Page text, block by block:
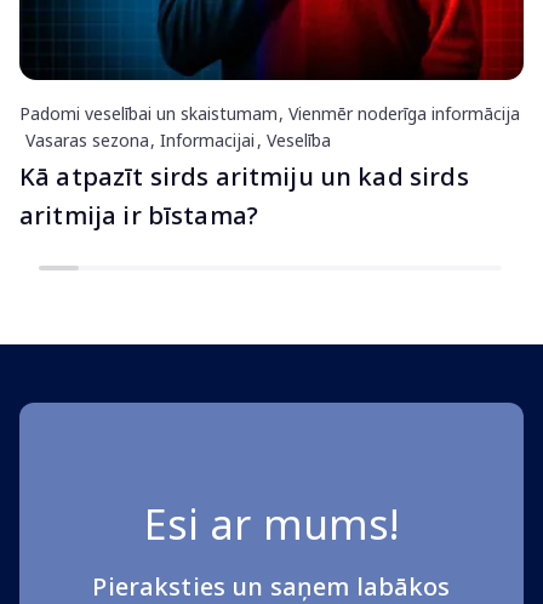
Padomi veselībai un skaistumam Vienmēr noderīga informācija
Vasaras sezona Informacijai Veselība
Kā atpazīt sirds aritmiju un kad sirds
aritmija ir bīstama?
Esi ar mums!
Pieraksties un saņem labākos